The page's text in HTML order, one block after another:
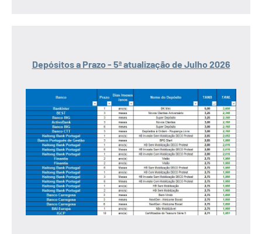
Depósitos a Prazo - 5ª atualização de Julho 2026